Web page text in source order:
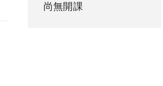
尚無開課